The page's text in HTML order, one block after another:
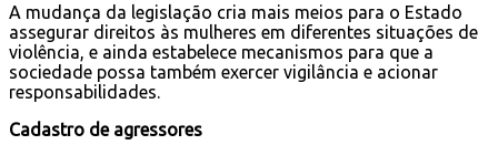
A mudança da legislação cria mais meios para o Estado
assegurar direitos às mulheres em diferentes situações de
violência, e ainda estabelece mecanismos para que a
sociedade possa também exercer vigilância e acionar
responsabilidades.
Cadastro de agressores